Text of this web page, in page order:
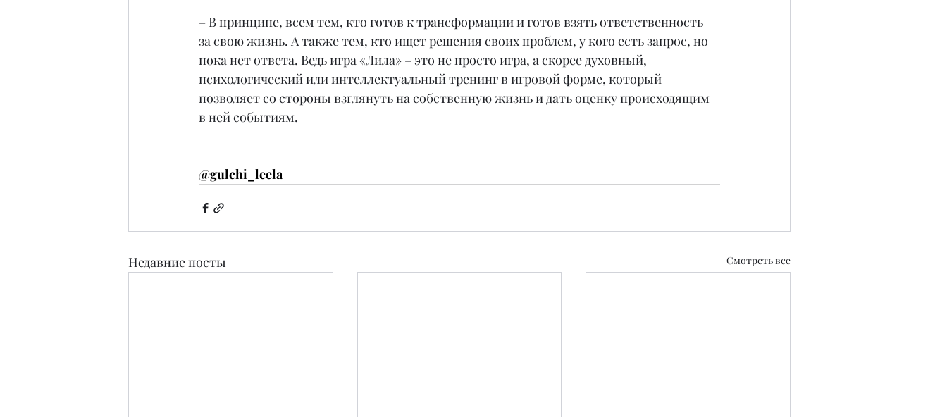
– В принципе, всем тем, кто готов к трансформации и готов взять ответственность
за свою жизнь. А также тем, кто ищет решения своих проблем, у кого есть запрос, но
пока нет ответа. Ведь игра «Лила» – это не просто игра, а скорее духовный,
психологический или интеллектуальный тренинг в игровой форме, который
позволяет со стороны взглянуть на собственную жизнь и дать оценку происходящим
в ней событиям.
@gulchi_leela
Недавние посты Смотреть все